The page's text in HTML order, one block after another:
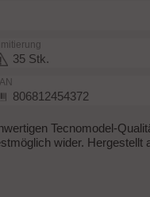
35 Stk.
806812454372
Tecnomodel-
wider. Hergestellt